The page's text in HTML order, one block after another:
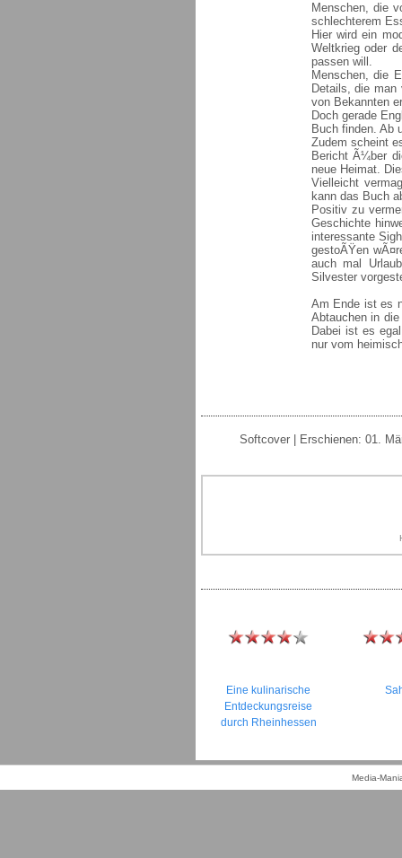
Menschen, die
schlechterem
Hier wird ein
Weltkrieg oder
passen will.
Menschen, die
Details, die
von Bekannten
Doch gerade
Buch finden. Ab
Zudem scheint
Bericht Ã¼ber
neue Heimat.
Vielleicht
kann das Buch
Positiv zu
Geschichte
interessante
gestoÃŸen
auch mal
Silvester
Am Ende ist es
Abtauchen in
Dabei ist es
nur vom
Softcover | Erschienen: 01.
Eine kulinarische
Entdeckungsreise
durch Rheinhessen
Media-